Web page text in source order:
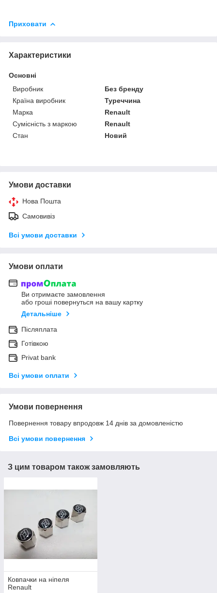
Приховати
Характеристики
Основні
Виробник
Без бренду
Країна виробник
Туреччина
Марка
Renault
Сумісність з маркою
Renault
Стан
Новий
Умови доставки
Нова Пошта
Самовивіз
Всі умови доставки
Умови оплати
Ви отримаєте замовлення
або гроші повернуться на вашу картку
Детальніше
Післяплата
Готівкою
Privat bank
Всі умови оплати
Умови повернення
Повернення товару впродовж 14 днів за домовленістю
Всі умови повернення
З цим товаром також замовляють
Ковпачки на ніпеля
Renault